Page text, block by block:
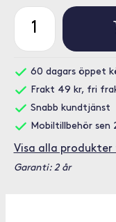
60 dagars öppet
Frakt 49 kr, fri
Snabb kundtjänst
Mobiltillbehör sen
Visa alla produkter
Garanti: 2 år